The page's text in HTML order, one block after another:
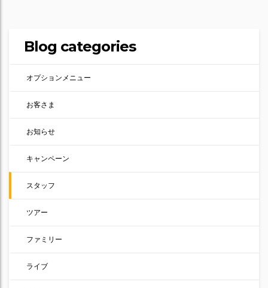
Blog categories
オプションメニュー
お客さま
お知らせ
キャンペーン
スタッフ
ツアー
ファミリー
ライブ